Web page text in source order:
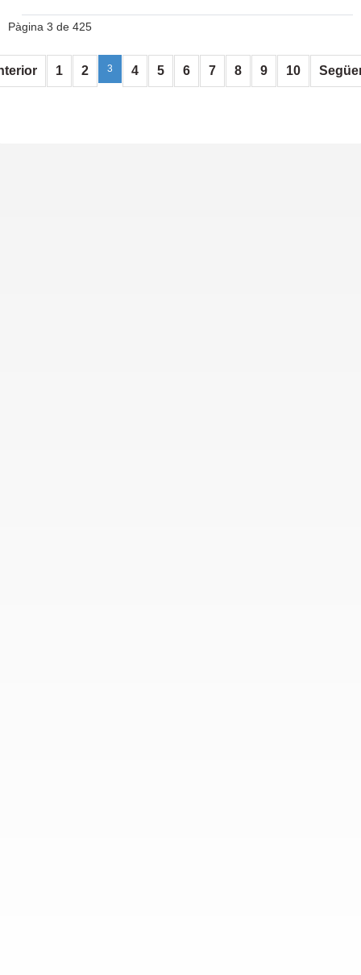
Pàgina 3 de 425
1 2 3 4 5 6 7 8 9 10